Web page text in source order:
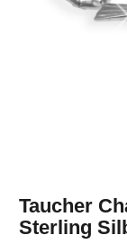
Taucher
Sterling